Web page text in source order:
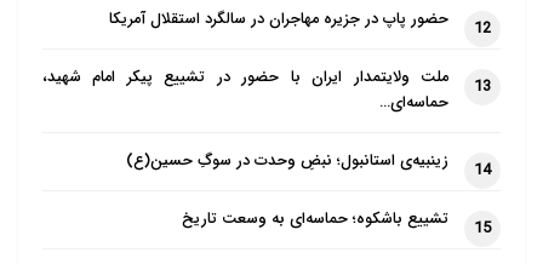
12 حضور پاپ در جزیره مهاجران در سالگرد استقلال آمریکا
13
ملت ولایتمدار ایران با حضور در تشییع پیکر امام شهید،
حماسه‌ای…
14 زینبیه‌ی استانبول؛ نبضِ وحدت در سوگِ حسین(ع)
15 تشییع باشکوه؛ حماسه‌ای به وسعت تاریخ